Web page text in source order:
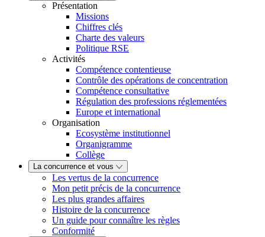
Présentation
Missions
Chiffres clés
Charte des valeurs
Politique RSE
Activités
Compétence contentieuse
Contrôle des opérations de concentration
Compétence consultative
Régulation des professions réglementées
Europe et international
Organisation
Ecosystème institutionnel
Organigramme
Collège
La concurrence et vous
Les vertus de la concurrence
Mon petit précis de la concurrence
Les plus grandes affaires
Histoire de la concurrence
Un guide pour connaître les règles
Conformité